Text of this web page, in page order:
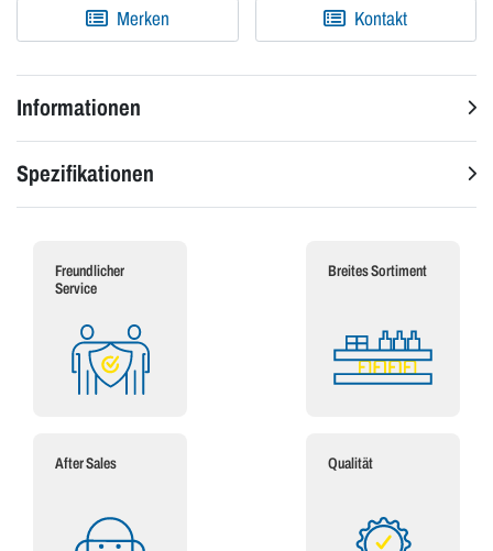
Merken Kontakt
Informationen
Spezifikationen
Freundlicher
Service
Breites Sortiment
After Sales Qualität